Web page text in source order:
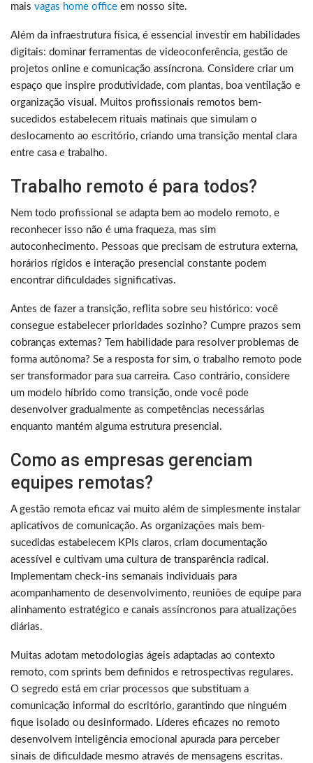
mais vagas home office em nosso site.
Além da infraestrutura física, é essencial investir em habilidades
digitais: dominar ferramentas de videoconferência, gestão de
projetos online e comunicação assíncrona. Considere criar um
espaço que inspire produtividade, com plantas, boa ventilação e
organização visual. Muitos profissionais remotos bem-
sucedidos estabelecem rituais matinais que simulam o
deslocamento ao escritório, criando uma transição mental clara
entre casa e trabalho.
Trabalho remoto é para todos?
Nem todo profissional se adapta bem ao modelo remoto, e
reconhecer isso não é uma fraqueza, mas sim
autoconhecimento. Pessoas que precisam de estrutura externa,
horários rígidos e interação presencial constante podem
encontrar dificuldades significativas.
Antes de fazer a transição, reflita sobre seu histórico: você
consegue estabelecer prioridades sozinho? Cumpre prazos sem
cobranças externas? Tem habilidade para resolver problemas de
forma autônoma? Se a resposta for sim, o trabalho remoto pode
ser transformador para sua carreira. Caso contrário, considere
um modelo híbrido como transição, onde você pode
desenvolver gradualmente as competências necessárias
enquanto mantém alguma estrutura presencial.
Como as empresas gerenciam
equipes remotas?
A gestão remota eficaz vai muito além de simplesmente instalar
aplicativos de comunicação. As organizações mais bem-
sucedidas estabelecem KPIs claros, criam documentação
acessível e cultivam uma cultura de transparência radical.
Implementam check-ins semanais individuais para
acompanhamento de desenvolvimento, reuniões de equipe para
alinhamento estratégico e canais assíncronos para atualizações
diárias.
Muitas adotam metodologias ágeis adaptadas ao contexto
remoto, com sprints bem definidos e retrospectivas regulares.
O segredo está em criar processos que substituam a
comunicação informal do escritório, garantindo que ninguém
fique isolado ou desinformado. Líderes eficazes no remoto
desenvolvem inteligência emocional apurada para perceber
sinais de dificuldade mesmo através de mensagens escritas.